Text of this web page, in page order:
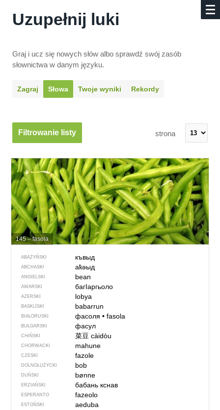
Uzupełnij luki
Graj i ucz się nowych słów albo sprawdź swój zasób
słownictwa w danym języku.
Zagraj Słowa Twoje wyniki Rekordy
Filtrowanie listy strona
145 – fasola
ABAZYŃSKI къвыд
ABCHASKI аҟәыд
ANGIELSKI bean
AWARSKI багIаргьоло
AZERSKI lobya
BASKIJSKI babarrun
BIAŁORUSKI фасоля• fasola
BUŁGARSKI фасул
CHIŃSKI 菜豆càidòu
CHORWACKI mahune
CZESKI fazole
DOLNOŁUŻYCKI bob
DUŃSKI bønne
ERZIAŃSKI бабань кснав
ESPERANTO fazeolo
ESTOŃSKI aeduba